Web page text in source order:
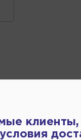
в сутки.
клиенты,